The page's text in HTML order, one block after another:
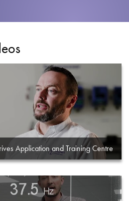
Application and Training Centre
iSource Einloggen